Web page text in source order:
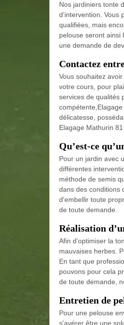
Nos jardiniers tonte
d’intervention.
qualifiées, mais
pelouse seront ainsi
une demande de
Contactez
Vous souhaitez
votre cours, pour
services de qualités
délicatesse,
Elagage Mathurin
Qu’est-ce
Pour un jardin avec
différentes
méthode de semis
dans des conditions
d'embellir toute
de toute demande.
Réalisation
Afin d'optimiser la
mauvaises herbes.
En tant que
pouvons pour cela
de toute demande,
Entretien de
Pour une pelouse
s'avérer être une